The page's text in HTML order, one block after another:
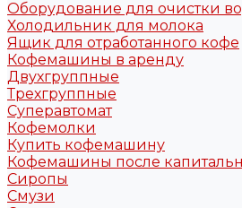
Оборудование для очистки
Холодильник для молока
Ящик для отработанного кофе
Кофемашины в аренду
Двухгруппные
Трехгруппные
Суперавтомат
Кофемолки
Купить кофемашину
Кофемашины после
Сиропы
Смузи